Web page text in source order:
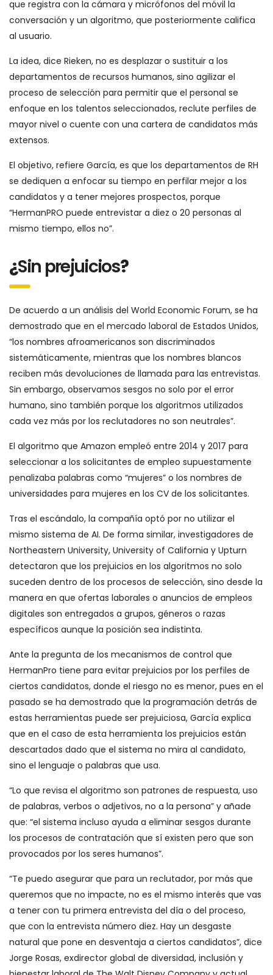
que registra con la cámara y micrófonos del móvil la
conversación y un algoritmo, que posteriormente califica
al usuario.
La idea, dice Rieken, no es desplazar o sustituir a los
departamentos de recursos humanos, sino agilizar el
proceso de selección para permitir que el personal se
enfoque en los talentos seleccionados, reclute perfiles de
mayor nivel o cuente con una cartera de candidatos más
extensos.
El objetivo, refiere García, es que los departamentos de RH
se dediquen a enfocar su tiempo en perfilar mejor a los
candidatos y a tener mejores prospectos, porque
“HermanPRO puede entrevistar a diez o 20 personas al
mismo tiempo, ellos no”.
¿Sin prejuicios?
De acuerdo a un análisis del World Economic Forum, se ha
demostrado que en el mercado laboral de Estados Unidos,
“los nombres afroamericanos son discriminados
sistemáticamente, mientras que los nombres blancos
reciben más devoluciones de llamada para las entrevistas.
Sin embargo, observamos sesgos no solo por el error
humano, sino también porque los algoritmos utilizados
cada vez más por los reclutadores no son neutrales”.
El algoritmo que Amazon empleó entre 2014 y 2017 para
seleccionar a los solicitantes de empleo supuestamente
penalizaba palabras como “mujeres” o los nombres de
universidades para mujeres en los CV de los solicitantes.
Tras el escándalo, la compañía optó por no utilizar el
mismo sistema de AI. De forma similar, investigadores de
Northeastern University, University of California y Upturn
detectaron que los prejuicios en los algoritmos no solo
suceden dentro de los procesos de selección, sino desde la
manera en que ofertas laborales o anuncios de empleos
digitales son entregados a grupos, géneros o razas
específicos aunque la posición sea indistinta.
Ante la pregunta de los mecanismos de control que
HermanPro tiene para evitar prejuicios por los perfiles de
ciertos candidatos, donde el riesgo no es menor, pues en el
pasado se ha demostrado que la programación detrás de
estas herramientas puede ser prejuiciosa, García explica
que en el caso de esta herramienta los prejuicios están
descartados dado que el sistema no mira al candidato,
sino el lenguaje o palabras que usa.
“Lo que revisa el algoritmo son patrones de respuesta, uso
de palabras, verbos o adjetivos, no a la persona” y añade
que: “el sistema incluso ayuda a eliminar sesgos durante
los procesos de contratación que sí existen pero que son
provocados por los seres humanos”.
“Te puedo asegurar que para un reclutador, por más que
queremos que no impacte, no es el mismo interés que vas
a tener con tu primera entrevista del día o del proceso,
que con la entrevista número diez. Hay un desgaste
natural que pone en desventaja a ciertos candidatos”, dice
Jorge Rosas, exdirector global de diversidad, inclusión y